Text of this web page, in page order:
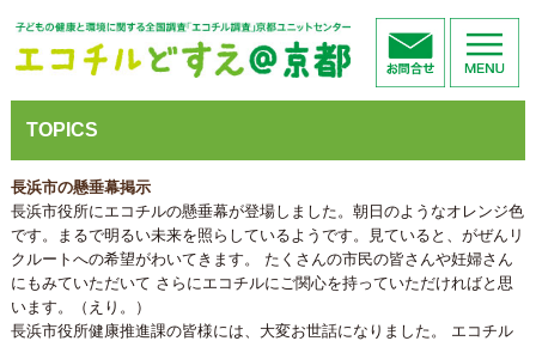
TOPICS
長浜市の懸垂幕掲示
長浜市役所にエコチルの懸垂幕が登場しました。朝日のようなオレンジ色
です。まるで明るい未来を照らしているようです。見ていると、がぜんリ
クルートへの希望がわいてきます。 たくさんの市民の皆さんや妊婦さん
にもみていただいて さらにエコチルにご関心を持っていただければと思
います。（えり。）
長浜市役所健康推進課の皆様には、大変お世話になりました。 エコチル